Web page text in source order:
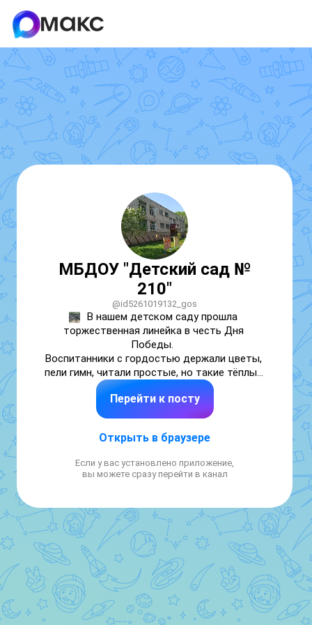
МБДОУ "Детский сад №
210"
@id5261019132_gos
В нашем детском саду прошла
торжественная линейка в честь Дня
Победы.
Воспитанники с гордостью держали цветы,
пели гимн, читали простые, но такие тёплые
стихи.
Звучали песни — и пусть голоса ещё не
звучат громко, в них уже слышится
родителям за этот важный, светлый день.
Перейти к посту
Открыть в браузере
Если у вас установлено приложение,
вы можете сразу перейти в канал